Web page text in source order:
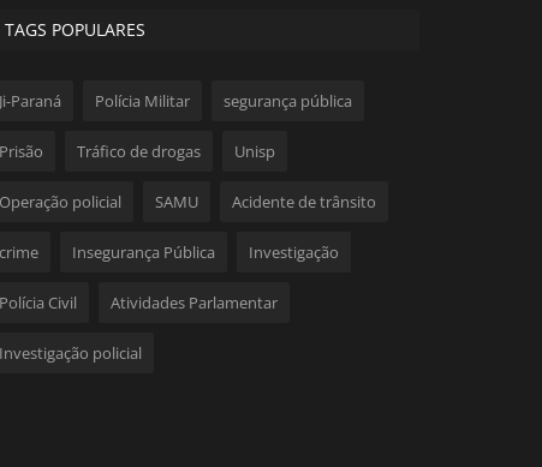
TAGS POPULARES
Ji-Paraná Polícia Militar segurança pública
Prisão Tráfico de drogas Unisp
Operação policial SAMU Acidente de trânsito
crime Insegurança Pública Investigação
Polícia Civil Atividades Parlamentar
Investigação policial